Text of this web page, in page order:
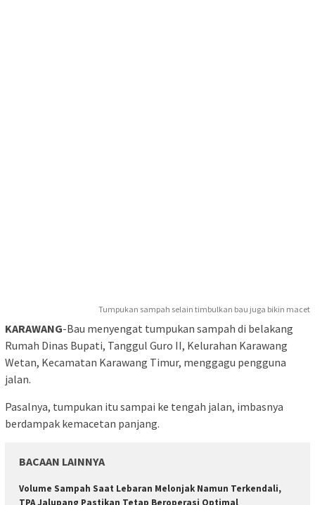
Tumpukan sampah selain timbulkan bau juga bikin macet
KARAWANG-Bau menyengat tumpukan sampah di belakang
Rumah Dinas Bupati, Tanggul Guro II, Kelurahan Karawang
Wetan, Kecamatan Karawang Timur, menggagu pengguna
jalan.
Pasalnya, tumpukan itu sampai ke tengah jalan, imbasnya
berdampak kemacetan panjang.
BACAAN LAINNYA
Volume Sampah Saat Lebaran Melonjak Namun Terkendali,